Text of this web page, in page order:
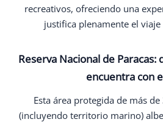
recreativos, ofreciendo una
justifica plenamente el viaje
Reserva Nacional de
encuentra con
Esta área protegida de más
(incluyendo territorio marino)